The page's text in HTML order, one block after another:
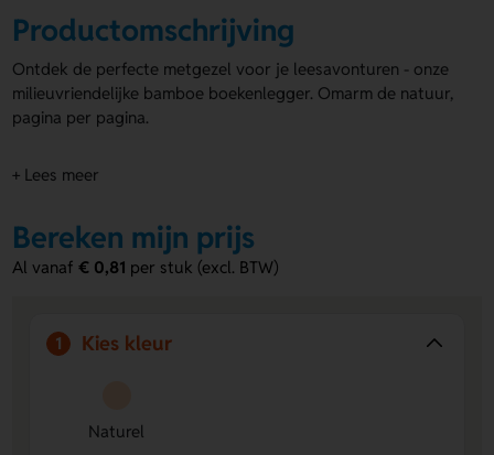
Productomschrijving
Ontdek de perfecte metgezel voor je leesavonturen - onze
milieuvriendelijke bamboe boekenlegger. Omarm de natuur,
pagina per pagina.
+ Lees meer
Bereken mijn prijs
Al vanaf€ 0,81 per stuk (excl. BTW)
1 Kies kleur
Naturel